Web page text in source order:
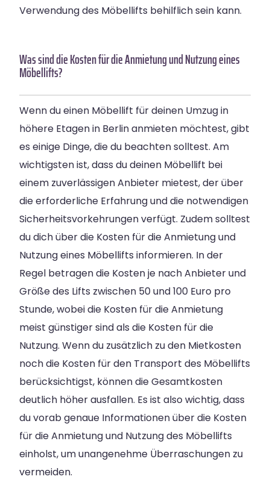
Verwendung des Möbellifts behilflich sein kann.
Was sind die Kosten für die Anmietung und Nutzung eines
Möbellifts?
Wenn du einen Möbellift für deinen Umzug in
höhere Etagen in Berlin anmieten möchtest, gibt
es einige Dinge, die du beachten solltest. Am
wichtigsten ist, dass du deinen Möbellift bei
einem zuverlässigen Anbieter mietest, der über
die erforderliche Erfahrung und die notwendigen
Sicherheitsvorkehrungen verfügt. Zudem solltest
du dich über die Kosten für die Anmietung und
Nutzung eines Möbellifts informieren. In der
Regel betragen die Kosten je nach Anbieter und
Größe des Lifts zwischen 50 und 100 Euro pro
Stunde, wobei die Kosten für die Anmietung
meist günstiger sind als die Kosten für die
Nutzung. Wenn du zusätzlich zu den Mietkosten
noch die Kosten für den Transport des Möbellifts
berücksichtigst, können die Gesamtkosten
deutlich höher ausfallen. Es ist also wichtig, dass
du vorab genaue Informationen über die Kosten
für die Anmietung und Nutzung des Möbellifts
einholst, um unangenehme Überraschungen zu
vermeiden.